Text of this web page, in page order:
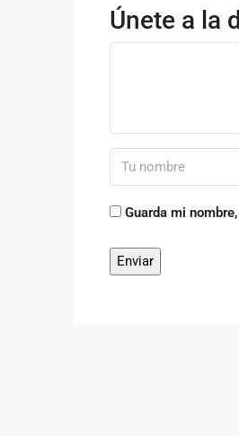
Únete a la
Guarda mi